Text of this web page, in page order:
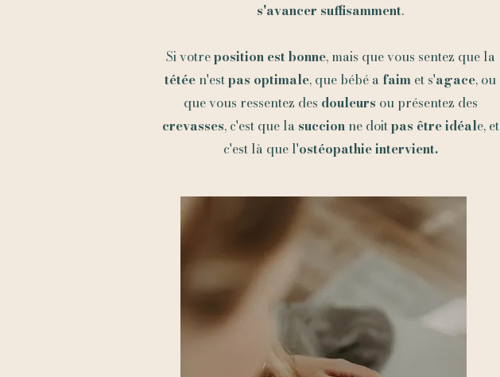
s'avancer suffisamment.
Si votreposition est bonne, mais que vous sentez que la
tétée n'estpas optimale, que bébé afaim et s'agace, ou
que vous ressentez des douleurs ou présentez des
crevasses, c'est que la succionne doitpas être idéale, et
c'est là que l'ostéopathie intervient.